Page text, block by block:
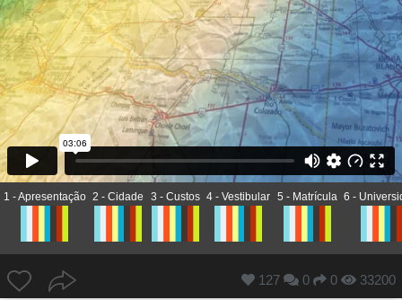
1 - Apresentação 2 - Cidade 3 - Custos 4 - Vestibular 5 - Matrícula 6 -
127 0 0 33200